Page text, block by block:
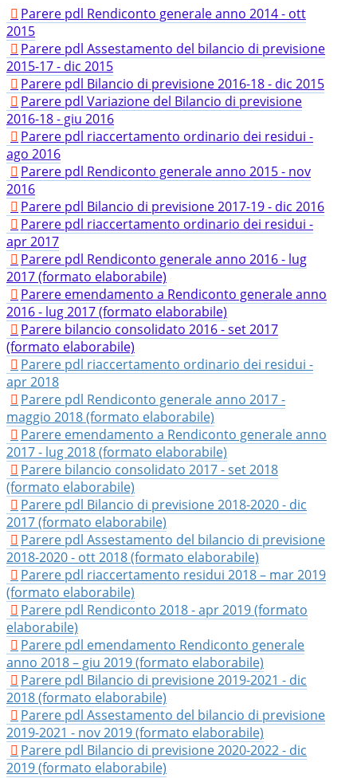
Parere pdl Rendiconto generale anno 2014 - ott
2015
Parere pdl Assestamento del bilancio di previsione
2015-17 - dic 2015
Parere pdl Bilancio di previsione 2016-18 - dic 2015
Parere pdl Variazione del Bilancio di previsione
2016-18 - giu 2016
Parere pdl riaccertamento ordinario dei residui -
ago 2016
Parere pdl Rendiconto generale anno 2015 - nov
2016
Parere pdl Bilancio di previsione 2017-19 - dic 2016
Parere pdl riaccertamento ordinario dei residui -
apr 2017
Parere pdl Rendiconto generale anno 2016 - lug
2017 (formato elaborabile)
Parere emendamento a Rendiconto generale anno
2016 - lug 2017 (formato elaborabile)
Parere bilancio consolidato 2016 - set 2017
(formato elaborabile)
Parere pdl riaccertamento ordinario dei residui -
apr 2018
Parere pdl Rendiconto generale anno 2017 -
maggio 2018 (formato elaborabile)
Parere emendamento a Rendiconto generale anno
2017 - lug 2018 (formato elaborabile)
Parere bilancio consolidato 2017 - set 2018
(formato elaborabile)
Parere pdl Bilancio di previsione 2018-2020 - dic
2017 (formato elaborabile)
Parere pdl Assestamento del bilancio di previsione
2018-2020 - ott 2018 (formato elaborabile)
Parere pdl riaccertamento residui 2018 – mar 2019
(formato elaborabile)
Parere pdl Rendiconto 2018 - apr 2019 (formato
elaborabile)
Parere pdl emendamento Rendiconto generale
anno 2018 – giu 2019 (formato elaborabile)
Parere pdl Bilancio di previsione 2019-2021 - dic
2018 (formato elaborabile)​
Parere pdl Assestamento del bilancio di previsione
2019-2021 - nov 2019 (formato elaborabile)
Parere pdl Bilancio di previsione 2020-2022 - dic
2019 (formato elaborabile)